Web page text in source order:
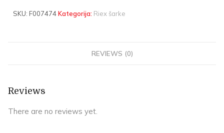
SKU: F007474Kategorija: Riex šarke
REVIEWS (0)
Reviews
There are no reviews yet.